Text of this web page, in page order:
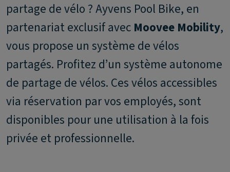
partage de vélo ? Ayvens Pool Bike, en
partenariat exclusif avec Moovee Mobility,
vous propose un système de vélos
partagés. Profitez d’un système autonome
de partage de vélos. Ces vélos accessibles
via réservation par vos employés, sont
disponibles pour une utilisation à la fois
privée et professionnelle.